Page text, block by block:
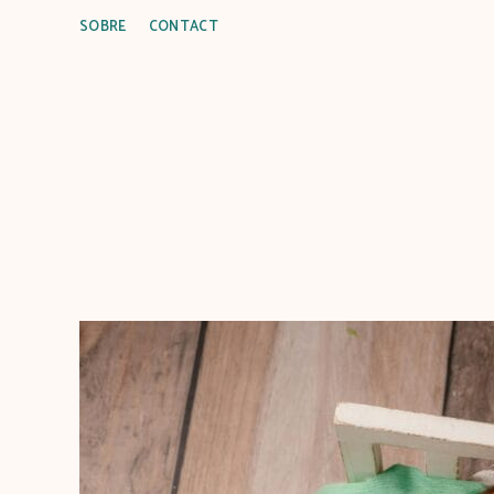
SOBRE CONTACT
C
u
i